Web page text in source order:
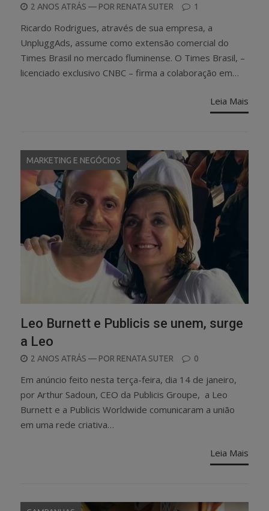
POSTED
2 ANOS ATRÁS — POR RENATA SUTER 1
Ricardo Rodrigues, através de sua empresa, a
UnpluggAds, assume como extensão comercial do
Times Brasil no mercado fluminense. O Times Brasil, –
licenciado exclusivo CNBC – firma a colaboração em…
Leia Mais
MARKETING E NEGÓCIOS
Leo Burnett e Publicis se unem, surge
a Leo
POSTED
2 ANOS ATRÁS — POR RENATA SUTER 0
Em anúncio feito nesta terça-feira, dia 14 de janeiro,
por Arthur Sadoun, CEO da Publicis Groupe, a Leo
Burnett e a Publicis Worldwide comunicaram a união
em uma rede criativa…
Leia Mais